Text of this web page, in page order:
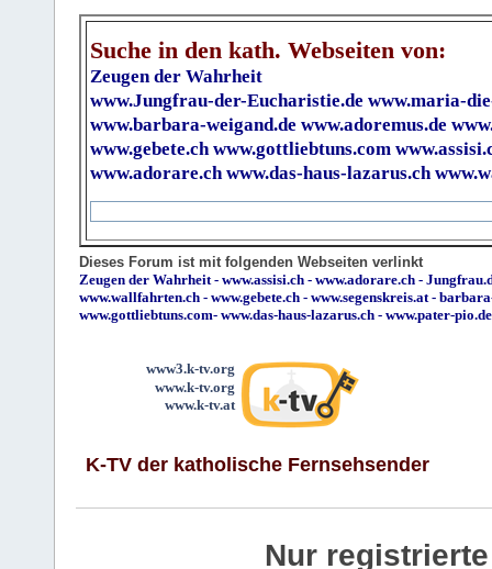
Suche in den kath. Webseiten von:
Zeugen der Wahrheit
www.Jungfrau-der-Eucharistie.de www.maria-
www.barbara-weigand.de www.adoremus.de
www.gebete.ch www.gottliebtuns.com
www.adorare.ch www.das-haus-lazarus.ch
Dieses Forum ist mit folgenden Webseiten verlinkt
Zeugen der Wahrheit - www.assisi.ch - www.adorare.ch -
www.wallfahrten.ch - www.gebete.ch - www.segenskreis.at -
www.gottliebtuns.com- www.das-haus-lazarus.ch - www.pater-pio.de
www3.k-tv.org
www.k-tv.org
www.k-tv.at
K-TV der katholische Fernsehsender
Nur